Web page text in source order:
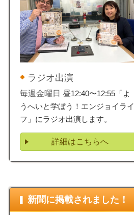
ラジオ出演
毎週金曜日 昼12:40〜12:55「よ
うへいと学ぼう！エンジョイライ
フ」にラジオ出演します。
詳細はこちらへ
新聞に掲載されました！